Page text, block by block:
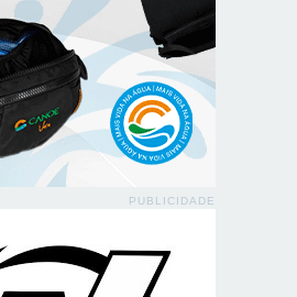
PUBLICIDADE